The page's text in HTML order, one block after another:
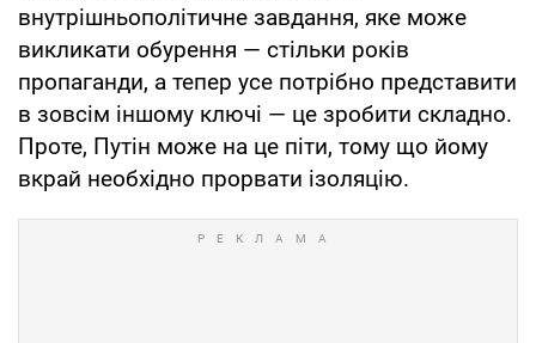
внутрішньополітичне завдання, яке може
викликати обурення — стільки років
пропаганди, а тепер усе потрібно представити
в зовсім іншому ключі — це зробити складно.
Проте, Путін може на це піти, тому що йому
вкрай необхідно прорвати ізоляцію.